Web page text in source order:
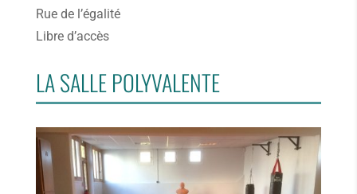
Rue de l’égalité
Libre d’accès
LA SALLE POLYVALENTE